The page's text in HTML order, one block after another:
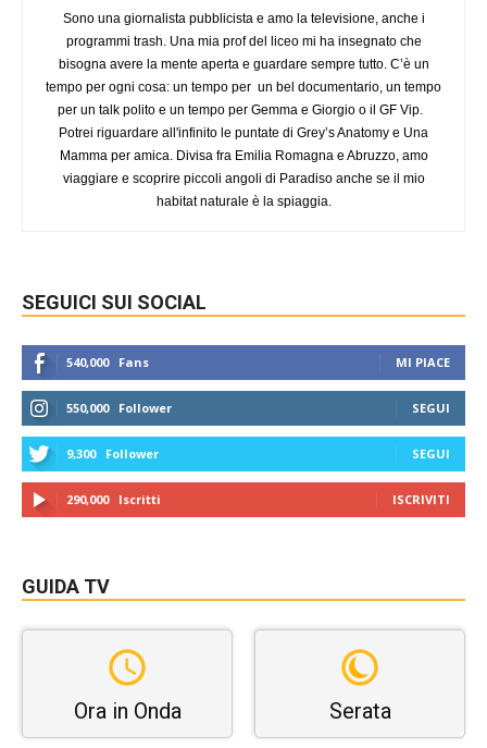
Sono una giornalista pubblicista e amo la televisione, anche i
programmi trash. Una mia prof del liceo mi ha insegnato che
bisogna avere la mente aperta e guardare sempre tutto. C’è un
tempo per ogni cosa: un tempo per un bel documentario, un tempo
per un talk polito e un tempo per Gemma e Giorgio o il GF Vip.
Potrei riguardare all'infinito le puntate di Grey’s Anatomy e Una
Mamma per amica. Divisa fra Emilia Romagna e Abruzzo, amo
viaggiare e scoprire piccoli angoli di Paradiso anche se il mio
habitat naturale è la spiaggia.
SEGUICI SUI SOCIAL
540,000 Fans MI PIACE
550,000 Follower SEGUI
9,300 Follower SEGUI
290,000 Iscritti ISCRIVITI
GUIDA TV
Ora in Onda Serata